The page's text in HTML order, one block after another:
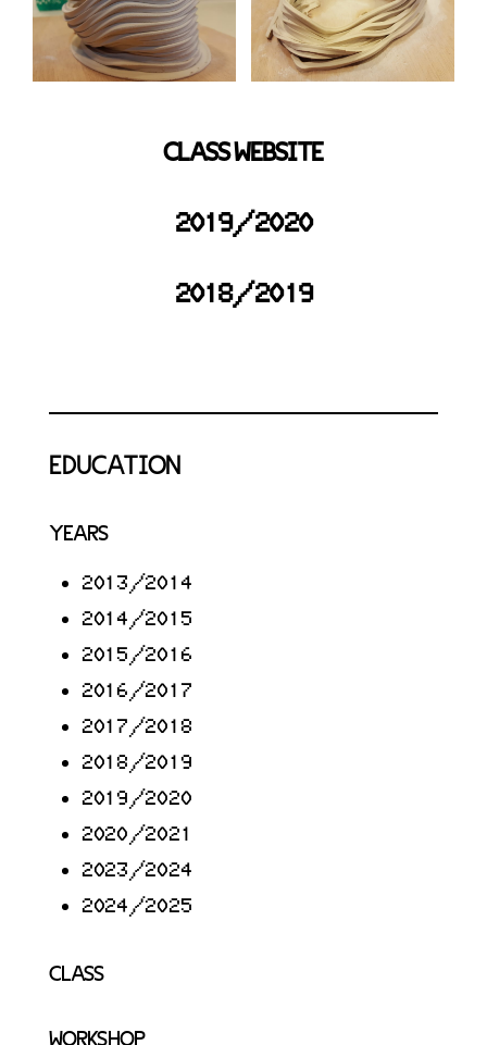
CLASS WEBSITE
2019/2020
2018/2019
EDUCATION
YEARS
2013/2014
2014/2015
2015/2016
2016/2017
2017/2018
2018/2019
2019/2020
2020/2021
2023/2024
2024/2025
CLASS
WORKSHOP